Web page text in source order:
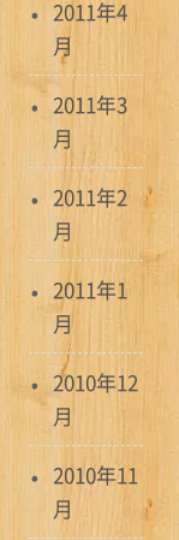
2011年4
月
2011年3
月
2011年2
月
2011年1
月
2010年12
月
2010年11
月